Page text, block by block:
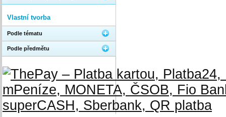
Vlastní tvorba
Podle tématu
Podle předmětu